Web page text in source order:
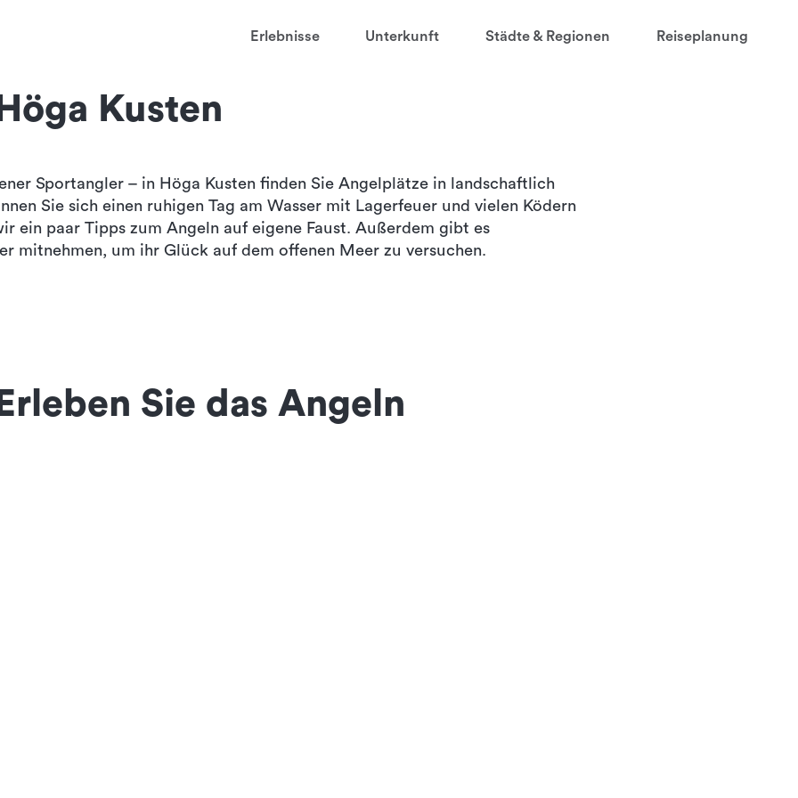
Erlebnisse Unterkunft Städte & Regionen Reiseplanung
Kusten
Sportangler – in Höga Kusten finden Sie Angelplätze in landschaftlich
Sie sich einen ruhigen Tag am Wasser mit Lagerfeuer und vielen Ködern
ein paar Tipps zum Angeln auf eigene Faust. Außerdem gibt es
mitnehmen, um ihr Glück auf dem offenen Meer zu versuchen.
Sie das Angeln